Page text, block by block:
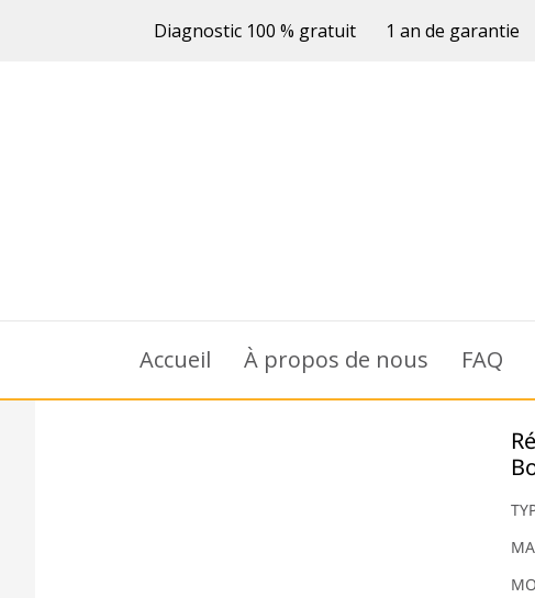
Diagnostic 100 % gratuit 1 an de garantie
Accueil À propos de nous FAQ